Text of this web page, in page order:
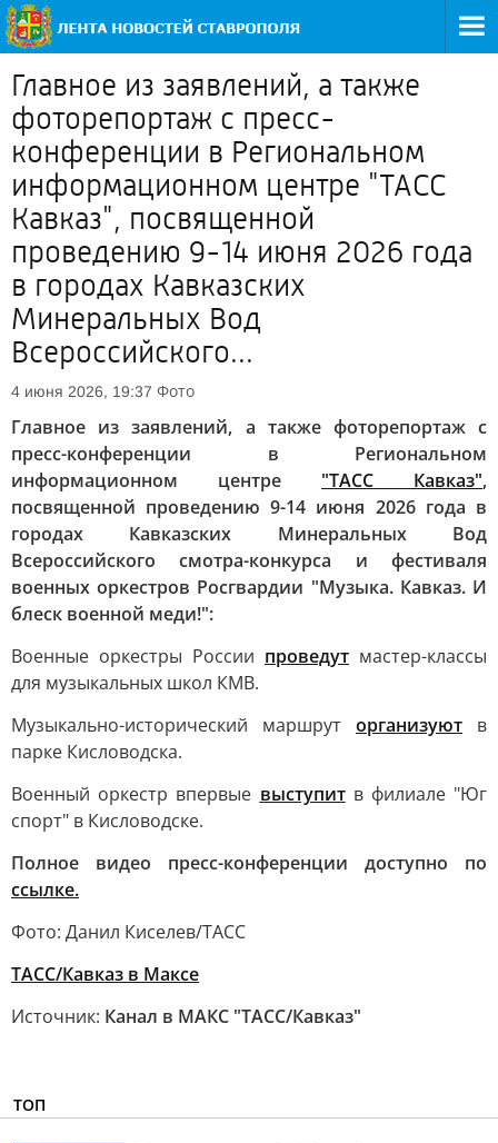
Главное из заявлений, а также
фоторепортаж с пресс-
конференции в Региональном
информационном центре "ТАСС
Кавказ", посвященной
проведению 9-14 июня 2026 года
в городах Кавказских
Минеральных Вод
Всероссийского...
4 июня 2026, 19:37 Фото
Главное из заявлений, а также фоторепортаж с
пресс-конференции в Региональном
информационном центре "ТАСС Кавказ",
посвященной проведению 9-14 июня 2026 года в
городах Кавказских Минеральных Вод
Всероссийского смотра-конкурса и фестиваля
военных оркестров Росгвардии "Музыка. Кавказ. И
блеск военной меди!":
Военные оркестры России проведут мастер-классы
для музыкальных школ КМВ.
Музыкально-исторический маршрут организуют в
парке Кисловодска.
Военный оркестр впервые выступитв филиале "Юг
спорт" в Кисловодске.
Полное видео пресс-конференции доступно по
ссылке.
Фото: Данил Киселев/ТАСС
ТАСС/Кавказ в Mаксе
Источник: Канал в МАКС "ТАСС/Кавказ"
ТОП